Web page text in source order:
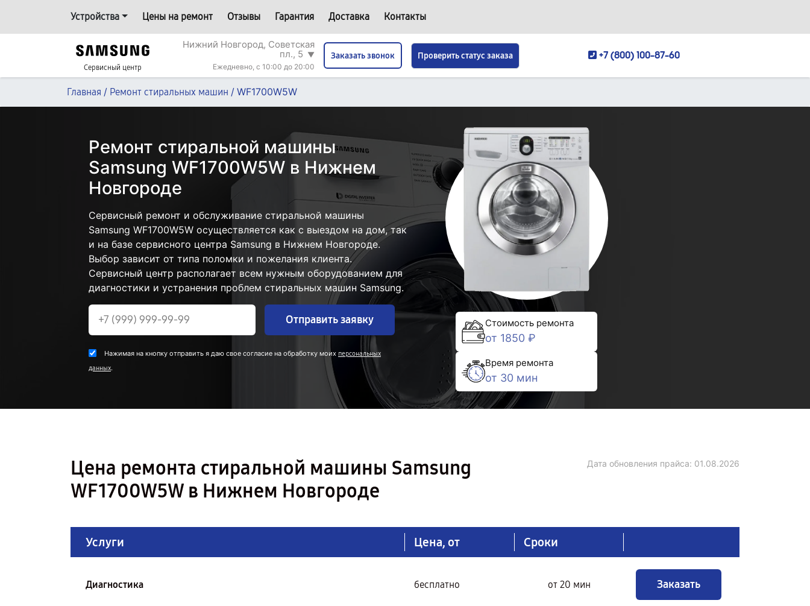
Устройства Цены на ремонт Отзывы Гарантия Доставка Контакты
Сервисный центр
Нижний Новгород, Советская
пл., 5 ▼
Ежедневно, с 10:00 до 20:00
Заказать звонок Проверить статус заказа +7 (800) 100-87-60
Главная / Ремонт стиральных машин / WF1700W5W
Ремонт стиральной машины
Samsung WF1700W5W в Нижнем
Новгороде
Сервисный ремонт и обслуживание стиральной машины
Samsung WF1700W5W осуществляется как с выездом на дом, так
и на базе сервисного центра Samsung в Нижнем Новгороде.
Выбор зависит от типа поломки и пожелания клиента.
Сервисный центр располагает всем нужным оборудованием для
диагностики и устранения проблем стиральных машин Samsung.
Отправить заявку
Нажимая на кнопку отправить я даю свое согласие на обработку моих персональных
данных.
Стоимость ремонта
от 1850 ₽
Время ремонта
от 30 мин
Цена ремонта стиральной машины Samsung
WF1700W5W в Нижнем Новгороде
Дата обновления прайса: 01.08.2026
Услуги Цена, от Сроки
Диагностика бесплатно от 20 мин Заказать